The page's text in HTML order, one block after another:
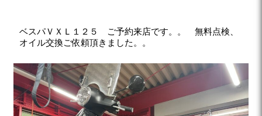
ベスパＶＸＬ１２５ ご予約来店です。。 無料点検、
オイル交換ご依頼頂きました。。